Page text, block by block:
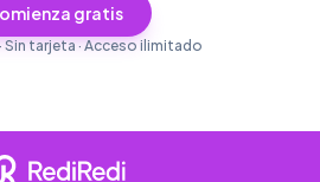
gratis
Sin tarjeta · Acceso ilimitado